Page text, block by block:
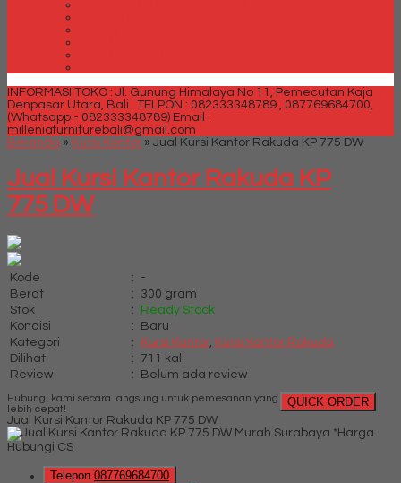
INFORMASI TOKO : Jl. Gunung Himalaya No 11, Pemecutan Kaja
Denpasar Utara, Bali . TELPON : 082333348789 , 087769684700,
(Whatsapp - 082333348789) Email :
milleniafurniturebali@gmail.com
Beranda » Kursi Kantor » Jual Kursi Kantor Rakuda KP 775 DW
Jual Kursi Kantor Rakuda KP
775 DW
Kode :
-
Berat
:
300 gram
Stok
:
Ready Stock
Kondisi
:
Baru
Kategori
: Kursi Kantor, Kursi Kantor Rakuda
Dilihat
: 711 kali
Review
: Belum ada review
QUICK ORDER
Hubungi kami secara langsung untuk pemesanan yang
lebih cepat!
Jual Kursi Kantor Rakuda KP 775 DW
*Harga
Hubungi CS
Telepon 087769684700